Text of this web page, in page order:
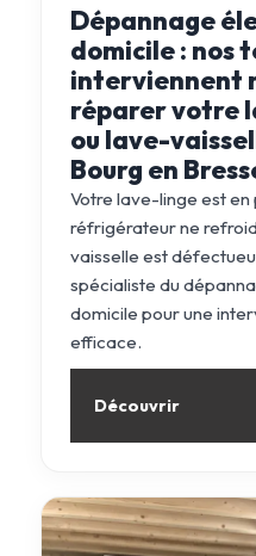
Dépannage
domicile : nos
interviennent
réparer votre
ou lave-
Bourg en
Votre lave-linge est en
réfrigérateur ne
vaisselle est
spécialiste du
domicile pour une
efficace.
Découvrir